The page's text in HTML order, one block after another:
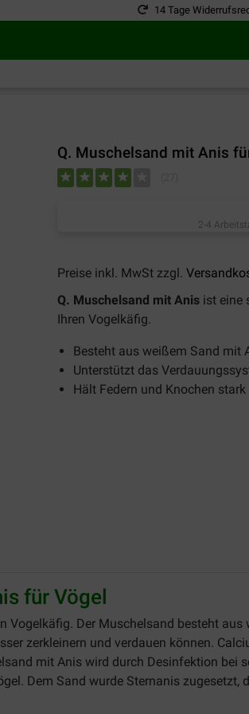
14 Tage
Q. Muschelsand mit Anis
2-4
Preise inkl. MwSt zzgl.
Q. Muschelsand mit Anis ist eine
Ihren Vogelkäfig.
Besteht aus weißem Sand mit
Unterstützt das
Hält Federn und Knochen stark
für Vögel
Vogelkäfig. Der Muschelsand besteht
zerkleinern und verdauen können.
mit Anis wird durch Desinfektion bei
Dem Sand wurde Sternanis zugesetzt,